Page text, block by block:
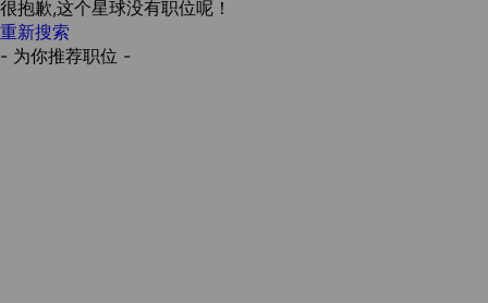
很抱歉,这个星球没有职位呢！
重新搜索
- 为你推荐职位 -